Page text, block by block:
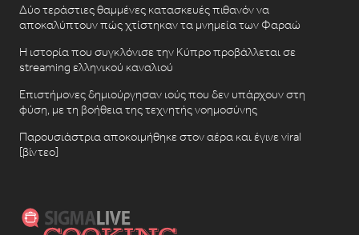
Δύο τεράστιες θαμμένες κατασκευές πιθανόν να
αποκαλύπτουν πώς χτίστηκαν τα μνημεία των Φαραώ
Η ιστορία που συγκλόνισε την Κύπρο προβάλλεται σε
streaming ελληνικού καναλιού
Επιστήμονες δημιούργησαν ιούς που δεν υπάρχουν στη
φύση, με τη βοήθεια της τεχνητής νοημοσύνης
Παρουσιάστρια αποκοιμήθηκε στον αέρα και έγινε viral
[βίντεο]